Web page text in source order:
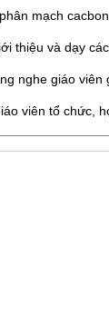
mạch
thiệu và dạy
nghe giáo viên
viên tổ chức,